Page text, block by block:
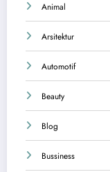
Animal
Arsitektur
Automotif
Beauty
Blog
Bussiness